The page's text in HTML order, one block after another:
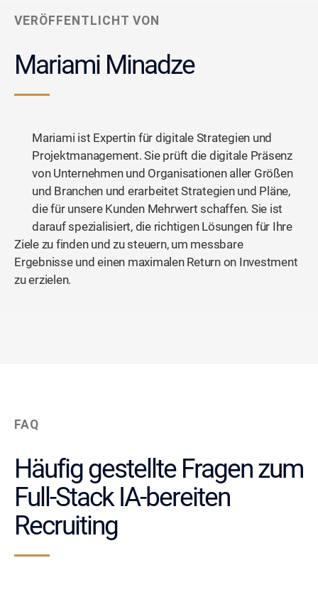
VERÖFFENTLICHT VON
Mariami Minadze
Mariami ist Expertin für digitale Strategien und
Projektmanagement. Sie prüft die digitale Präsenz
von Unternehmen und Organisationen aller Größen
und Branchen und erarbeitet Strategien und Pläne,
die für unsere Kunden Mehrwert schaffen. Sie ist
darauf spezialisiert, die richtigen Lösungen für Ihre
Ziele zu finden und zu steuern, um messbare
Ergebnisse und einen maximalen Return on Investment
zu erzielen.
FAQ
Häufig gestellte Fragen zum
Full-Stack IA-bereiten
Recruiting